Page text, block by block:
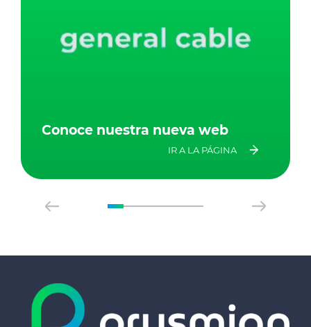
Conoce nuestra nueva web
IR A LA PÁGINA